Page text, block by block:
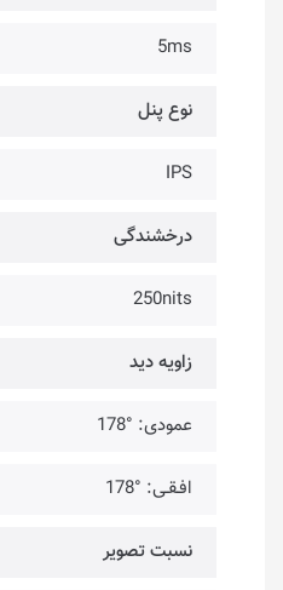
5ms
نوع پنل
IPS
درخشندگی
250nits
زاویه دید
عمودی: °178
افـقـی: °178
نسبت تصویر